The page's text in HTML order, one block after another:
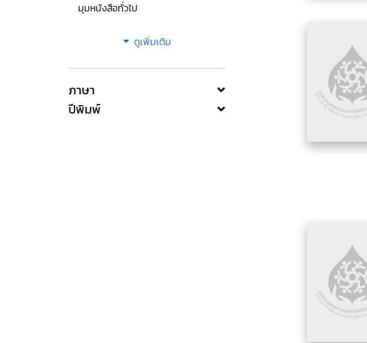
มุมหนังสือทั่วไป
ดูเพิ่มเติม
ภาษา
ปีพิมพ์